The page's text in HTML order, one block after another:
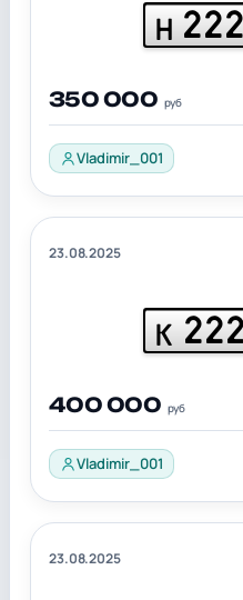
Н
350 000 руб
Vladimir_001
23.08.2025
К
400 000 руб
Vladimir_001
23.08.2025